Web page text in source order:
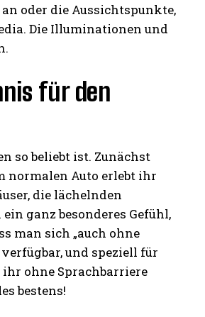
oder die Aussichtspunkte,
Die Illuminationen und
für den
so beliebt ist. Zunächst
normalen Auto erlebt ihr
die lächelnden
ganz besonderes Gefühl,
man sich „auch ohne
und speziell für
ohne Sprachbarriere
bestens!